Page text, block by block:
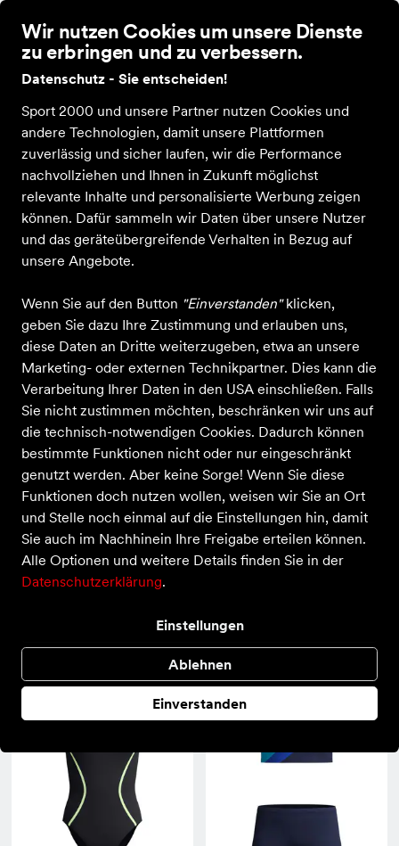
Wir nutzen Cookies um unsere Dienste
zu erbringen und zu verbessern.
Datenschutz - Sie entscheiden!
Sport 2000 und unsere Partner nutzen Cookies und
andere Technologien, damit unsere Plattformen
zuverlässig und sicher laufen, wir die Performance
nachvollziehen und Ihnen in Zukunft möglichst
relevante Inhalte und personalisierte Werbung zeigen
können. Dafür sammeln wir Daten über unsere Nutzer
und das geräteübergreifende Verhalten in Bezug auf
unsere Angebote.
Wenn Sie auf den Button "Einverstanden"klicken,
geben Sie dazu Ihre Zustimmung und erlauben uns,
diese Daten an Dritte weiterzugeben, etwa an unsere
Marketing- oder externen Technikpartner. Dies kann die
Verarbeitung Ihrer Daten in den USA einschließen. Falls
Sie nicht zustimmen möchten, beschränken wir uns auf
die technisch-notwendigen Cookies. Dadurch können
bestimmte Funktionen nicht oder nur eingeschränkt
genutzt werden. Aber keine Sorge! Wenn Sie diese
Funktionen doch nutzen wollen, weisen wir Sie an Ort
und Stelle noch einmal auf die Einstellungen hin, damit
Sie auch im Nachhinein Ihre Freigabe erteilen können.
Alle Optionen und weitere Details finden Sie in der
Datenschutzerklärung.
Einstellungen
Ablehnen
Einverstanden
Produktevon Sportsworld
Lingen GmbH
ALLE FILTER
Farbe Sportart Größe Altersgruppe
3.608 Produkte